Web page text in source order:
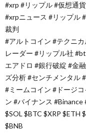
#xrp #リップル #仮想通
#xrpニュース #リップル
裁判
#アルトコイン #テクニ
レーダー #リップル社
エアドロ #銀行破綻 #金
ズ分析 #センチメンタル
#ミームコイン #ドージ
ン #バイナンス
$SOL $BTC $XRP $ETH
$BNB